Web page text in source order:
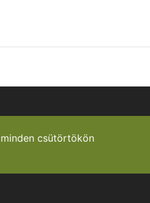
csütörtökön